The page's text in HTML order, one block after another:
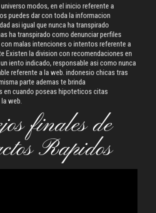
modos, en el inicio referente a
puedes dar con toda la informacion
asi igual que nunca ha transpirado
ha transpirado como denunciar perfiles
malas intenciones o intentos referente a
Existen la division con recomendaciones en
iento indicado, responsable asi como nunca
referente a la web. indonesio chicas tras
parte ademas te brinda
en cuando poseas hipoteticos citas
web.
finales de
Rapidos